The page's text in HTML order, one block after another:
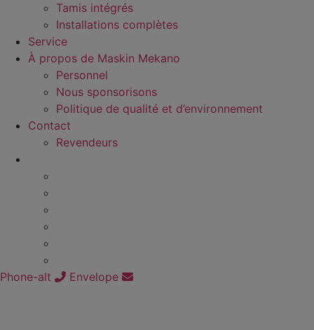
Tamis intégrés
Installations complètes
Service
À propos de Maskin Mekano
Personnel
Nous sponsorisons
Politique de qualité et d’environnement
Contact
Revendeurs
Phone-alt Envelope